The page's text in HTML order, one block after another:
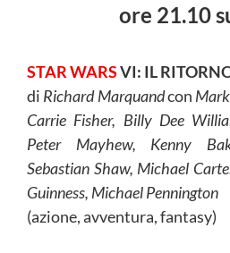
ore 21.10
STAR WARSVI: IL
di Richard Marquandcon
Carrie Fisher, Billy Dee
Peter Mayhew, Kenny
Sebastian Shaw, Michael
Guinness, Michael Pennington
(azione, avventura, fantasy)